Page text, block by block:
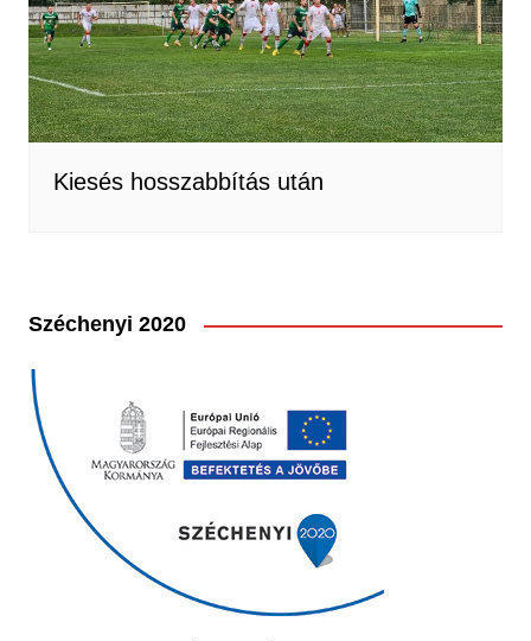
Kiesés hosszabbítás után
Széchenyi 2020